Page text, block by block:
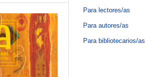
Para lectores/as
Para autores/as
Para bibliotecarios/as